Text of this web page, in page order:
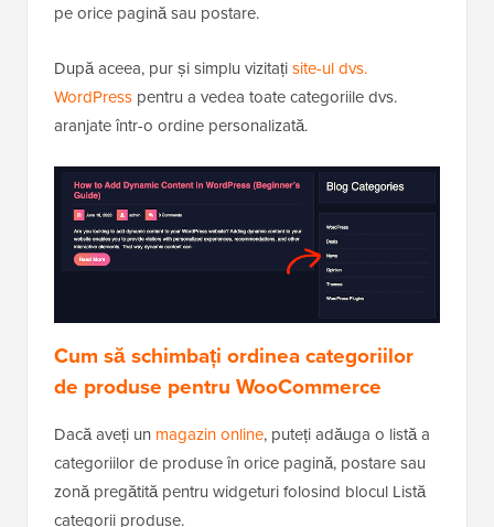
pe orice pagină sau postare.
După aceea, pur și simplu vizitațisite-ul dvs.
WordPress pentru a vedea toate categoriile dvs.
aranjate într-o ordine personalizată.
Cum să schimbați ordinea categoriilor
de produse pentru WooCommerce
Dacă aveți un magazin online, puteți adăuga o listă a
categoriilor de produse în orice pagină, postare sau
zonă pregătită pentru widgeturi folosind blocul Listă
categorii produse.